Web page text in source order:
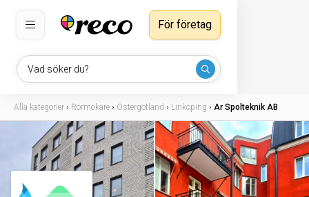
Vad söker du?
För företag
Alla kategorier › Rörmokare › Östergötland › Linköping › Ar Spolteknik AB